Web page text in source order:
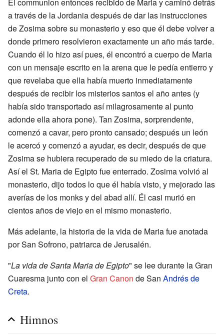
El communion entonces recibido de Maria y caminó detrás
a través de la Jordania después de dar las instrucciones
de Zosima sobre su monasterio y eso que él debe volver a
donde primero resolvieron exactamente un año más tarde.
Cuando él lo hizo así pues, él encontró a cuerpo de Maria
con un mensaje escrito en la arena que le pedía entierro y
que revelaba que ella había muerto inmediatamente
después de recibir los misterios santos el año antes (y
había sido transportado así milagrosamente al punto
adonde ella ahora pone). Tan Zosima, sorprendente,
comenzó a cavar, pero pronto cansado; después un león
le acercó y comenzó a ayudar, es decir, después de que
Zosima se hubiera recuperado de su miedo de la criatura.
Así el St. Maria de Egipto fue enterrado. Zosima volvió al
monasterio, dijo todos lo que él había visto, y mejorado las
averías de los monks y del abad allí. Él casi murió en
cientos años de viejo en el mismo monasterio.
Más adelante, la historia de la vida de Maria fue anotada
por San Sofrono, patriarca de Jerusalén.
"La vida de Santa Maria de Egipto" se lee durante la Gran
Cuaresma junto con el Gran Canon de San Andrés de
Creta.
Himnos